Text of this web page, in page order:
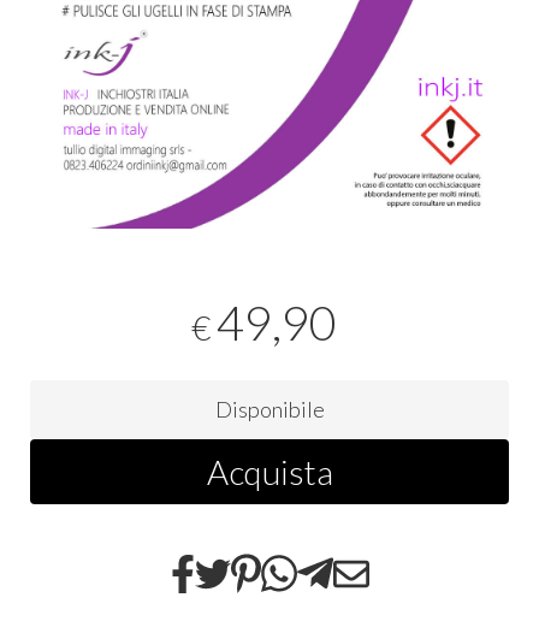
€49,90
Disponibile
Acquista